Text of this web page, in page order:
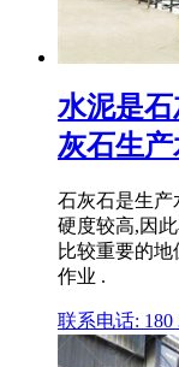
水泥是
灰石生
石灰石是生产
硬度较高,因
比较重要的
作业 .
联系电话: 180